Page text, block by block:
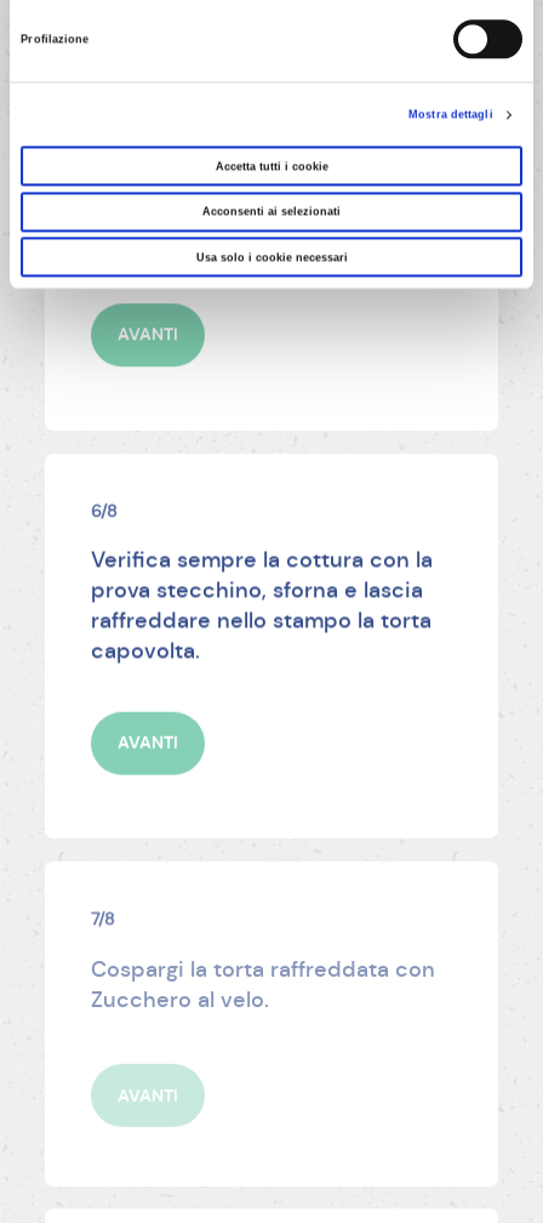
Profilazione
Mostra dettagli
Accetta tutti i cookie
Acconsenti ai selezionati
Usa solo i cookie necessari
Versa sopra la crema il rimanente
impasto e prosegui la cottura per
altri 30 minuti circa.
AVANTI
6/8
Verifica sempre la cottura con la
prova stecchino, sforna e lascia
raffreddare nello stampo la torta
capovolta.
AVANTI
7/8
Cospargi la torta raffreddata con
Zucchero al velo.
AVANTI